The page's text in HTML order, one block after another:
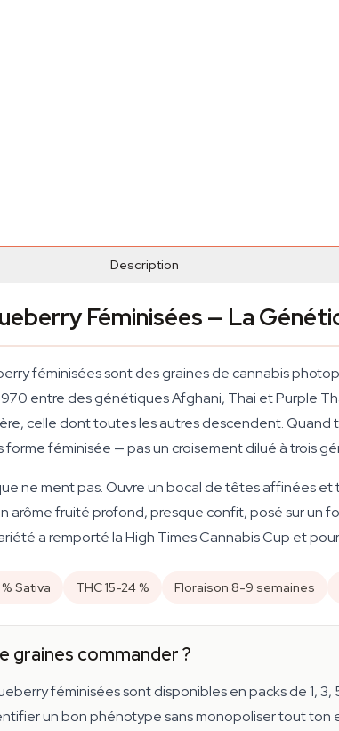
Description
Féminisées — La
féminisées sont des graines de cannabis
entre des génétiques Afghani, Thai et Purple
celle dont toutes les autres descendent.
féminisée — pas un croisement dilué à trois
ne ment pas. Ouvre un bocal de têtes affinées
arôme fruité profond, presque confit, posé sur un
a remporté la High Times Cannabis Cup et
Sativa THC 15-24 % Floraison 8-9 semaines
graines commander ?
féminisées sont disponibles en packs de 1,
un bon phénotype sans monopoliser tout